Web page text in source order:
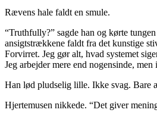
Rævens hale faldt en smule.
“Truthfully?” sagde han og kørte
ansigtstrækkene faldt fra det kunstige
Forvirret. Jeg gør alt, hvad systemet
Jeg arbejder mere end nogensinde, men
Han lød pludselig lille. Ikke svag. Bare
Hjertemusen nikkede. “Det giver